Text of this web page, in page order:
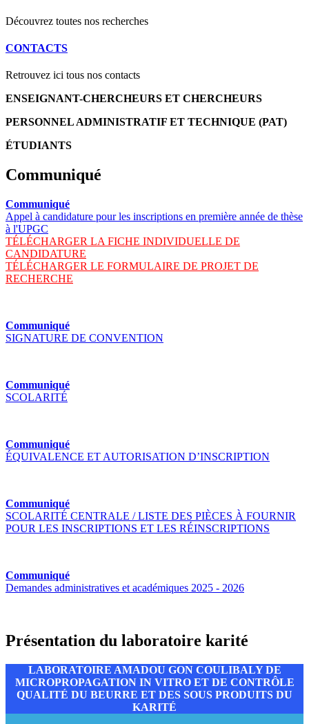
Découvrez toutes nos recherches
CONTACTS
Retrouvez ici tous nos contacts
ENSEIGNANT-CHERCHEURS ET CHERCHEURS
PERSONNEL ADMINISTRATIF ET TECHNIQUE (PAT)
ÉTUDIANTS
Communiqué
Communiqué
Appel à candidature pour les inscriptions en première année de thèse
à l'UPGC
TÉLÉCHARGER LA FICHE INDIVIDUELLE DE
CANDIDATURE
TÉLÉCHARGER LE FORMULAIRE DE PROJET DE
RECHERCHE
Communiqué
SIGNATURE DE CONVENTION
Communiqué
SCOLARITÉ
Communiqué
ÉQUIVALENCE ET AUTORISATION D’INSCRIPTION
Communiqué
SCOLARITÉ CENTRALE / LISTE DES PIÈCES À FOURNIR
POUR LES INSCRIPTIONS ET LES RÉINSCRIPTIONS
Communiqué
Demandes administratives et académiques 2025 - 2026
Présentation du laboratoire karité
LABORATOIRE AMADOU GON COULIBALY DE
MICROPROPAGATION IN VITRO ET DE CONTRÔLE
QUALITÉ DU BEURRE ET DES SOUS PRODUITS DU
KARITÉ